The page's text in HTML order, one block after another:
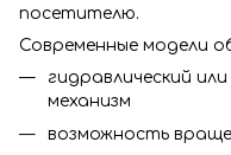
посетителю.
Современные модели
гидравлический
механизм
возможность